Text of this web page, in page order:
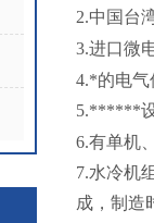
2.中国台
3.进口微
4.*的电气
5.******
6.有单机
7.水冷机
成，制造